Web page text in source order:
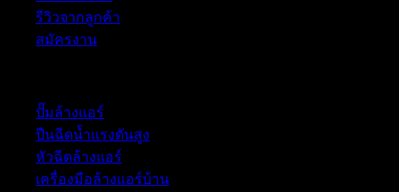
รีวิวจากลูกค้า
สมัครงาน
ปั๊มล้างแอร์
ปืนฉีดน้ำเเรงดันสูง
หัวฉีดล้างแอร์
เครื่องมือล้างแอร์บ้าน